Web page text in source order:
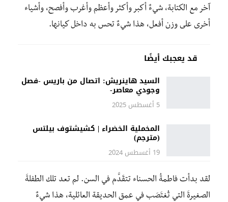
آخر مع الكتابة، شيءٌ أكبر وأكثر وأعظم وأغرب وأفصح، وأشياء
أخرى على وزن أفعل، هذا شيءٌ تحس به داخل كيانها.
قد يعجبك أيضًا
السيد هاينريش: اتصال من باريس -فصل
وجودي معاصر-
5 أغسطس 2025
المخملية الخضراء | كشيشتوف بيلتس
(مترجم)
19 أغسطس 2024
لقد بدأت فاطمةُ الحسناء تتقَدَّم في السن. لم تعد تلك الطفلةَ
الصغيرةَ التي تُغتَصَب في عمق الحديقة العائلية، هذا شيءٌ